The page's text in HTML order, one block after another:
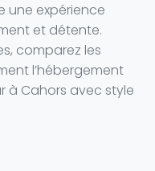
une expérience
et détente.
comparez les
l’hébergement
à Cahors avec style